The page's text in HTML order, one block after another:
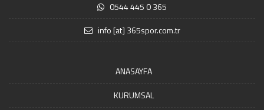
0544 445 0 365
info [at] 365spor.com.tr
ANASAYFA
KURUMSAL